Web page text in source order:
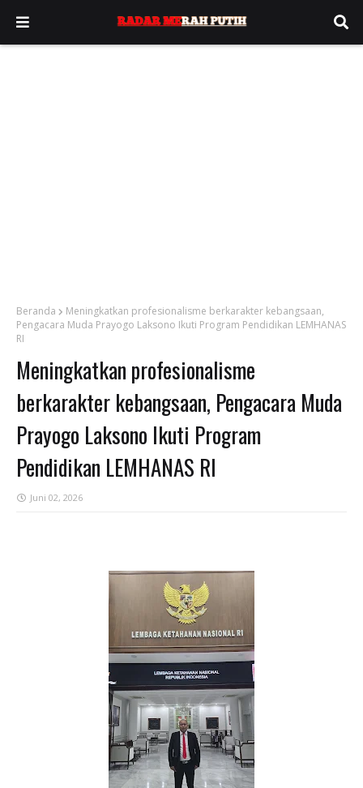
Beranda
Meningkatkan profesionalisme berkarakter kebangsaan,
Pengacara Muda Prayogo Laksono Ikuti Program Pendidikan LEMHANAS
RI
Meningkatkan profesionalisme
berkarakter kebangsaan, Pengacara Muda
Prayogo Laksono Ikuti Program
Pendidikan LEMHANAS RI
Juni 02, 2026